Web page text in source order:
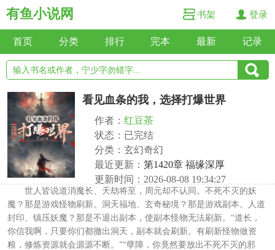
有鱼小说网 书架 登录
首页 分类 排行 完本 最新 记录
看见血条的我，选择打爆世界
作者： 红豆茶
状态：已完结
分类：玄幻奇幻
最近更新： 第1420章 福缘深厚
更新时间：2026-08-08 19:34:27
世人皆说道消魔长、天劫将至，周元却不认同。不死不灭的妖
魔？那是游戏怪物刷新。洞天福地、玄奇秘境？那是游戏副本。人道
封印、镇压妖魔？那是不退出副本，使副本怪物无法刷新。“道长，
你信我啊，只要你们都撤出洞天，副本就会刷新。有刷新怪物做资
粮，修炼资源就会源源不断。”“孽障，你竟然要放出不死不灭的邪